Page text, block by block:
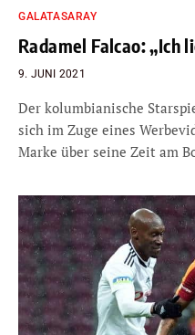
GALATASARAY
Radamel Falcao: „Ich
9. JUNI 2021
Der kolumbianische
sich im Zuge eines
Marke über seine Zeit am